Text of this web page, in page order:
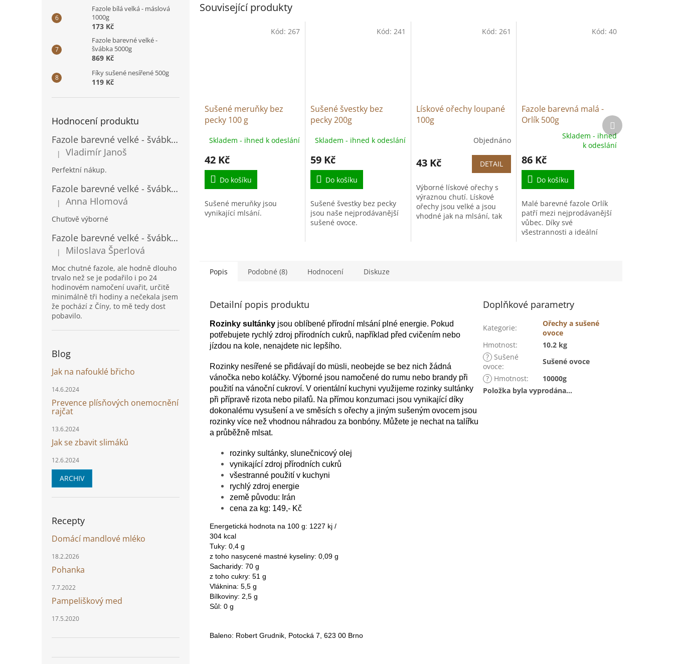
Fazole bílá velká - máslová
1000g
173 Kč
Fazole barevné velké -
švábka 5000g
869 Kč
Fíky sušené nesířené 500g
119 Kč
Hodnocení produktu
Fazole barevné velké - švábka 500g
Hodnocení produktu je 5 z 5 hvězdiček.
| Vladimír Janoš
Perfektní nákup.
Fazole barevné velké - švábka 500g
Hodnocení produktu je 5 z 5 hvězdiček.
| Anna Hlomová
Chuťově výborné
Fazole barevné velké - švábka 1kg
Hodnocení produktu je 5 z 5 hvězdiček.
| Miloslava Šperlová
Moc chutné fazole, ale hodně dlouho
trvalo než se je podařilo i po 24
hodinovém namočení uvařit, určitě
minimálně tři hodiny a nečekala jsem
že pochází z Číny, to mě tedy dost
pobavilo.
Blog
Jak na nafouklé břicho
14.6.2024
Prevence plísňových onemocnění
rajčat
13.6.2024
Jak se zbavit slimáků
12.6.2024
ARCHIV
Recepty
Domácí mandlové mléko
18.2.2026
Pohanka
7.7.2022
Pampeliškový med
17.5.2020
Související produkty
Sušené meruňky bez
pecky 100 g
Skladem - ihned k odeslání
42 Kč
Do košíku
Sušené meruňky jsou
vynikající mlsání.
Kód: 267
Sušené švestky bez
pecky 200g
Skladem - ihned k odeslání
59 Kč
Do košíku
Sušené švestky bez pecky
jsou naše nejprodávanější
sušené ovoce.
Kód: 241
Lískové ořechy loupané
100g
Objednáno
43 Kč DETAIL
Výborné lískové ořechy s
výraznou chutí. Lískové
ořechy jsou velké a jsou
vhodné jak na mlsání, tak
Kód:261
Fazole barevná malá -
Orlík 500g
produktu
je
5,0
z
hvězdiček.
Skladem - ihned
k odeslání
86 Kč
Do košíku
Malé barevné fazole Orlík
patří mezi nejprodávanější
vůbec. Díky své
všestrannosti a ideální
Kód: 40
Další
produkt
Popis Podobné (8) Hodnocení Diskuze
Detailní popis produktu
Rozinky sultánky jsou oblíbené přírodní mlsání plné energie. Pokud
potřebujete rychlý zdroj přírodních cukrů, například před cvičením nebo
jízdou na kole, nenajdete nic lepšího.
Rozinky nesířené se přidávají do müsli, neobejde se bez nich žádná
vánočka nebo koláčky. Výborné jsou namočené do rumu nebo brandy při
použití na vánoční cukroví. V orientální kuchyni využijeme rozinky sultánky
při přípravě rizota nebo pilafů. Na přímou konzumaci jsou vynikající díky
dokonalému vysušení a ve směsích s ořechy a jiným sušeným ovocem jsou
rozinky více než vhodnou náhradou za bonbóny. Můžete je nechat na talířku
a průběžně mlsat.
rozinky sultánky, slunečnicový olej
vynikající zdroj přírodních cukrů
všestranné použití v kuchyni
rychlý zdroj energie
země původu: Irán
cena za kg: 149,- Kč
Energetická hodnota na 100 g: 1227 kj /
304 kcal
Tuky: 0,4 g
z toho nasycené mastné kyseliny: 0,09 g
Sacharidy: 70 g
z toho cukry: 51 g
Vláknina: 5,5 g
Bílkoviny: 2,5 g
Sůl: 0 g
Baleno: Robert Grudnik, Potocká 7, 623 00 Brno
Doplňkové parametry
Kategorie:
Ořechy a sušené
ovoce
Hmotnost:
10.2 kg
? Sušené
ovoce:
Sušené ovoce
? Hmotnost:
10000g
Položka byla vyprodána…